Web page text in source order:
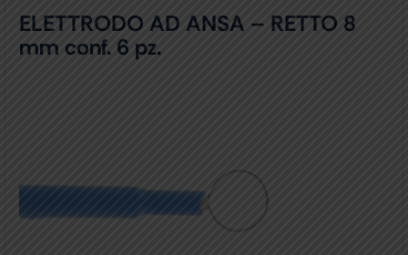
ELETTRODO AD ANSA – RETTO 8
mm conf. 6 pz.